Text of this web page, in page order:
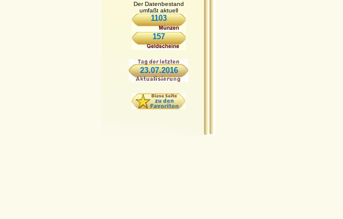
Der Datenbestand
umfaßt aktuell
1103
157
23.07.2016